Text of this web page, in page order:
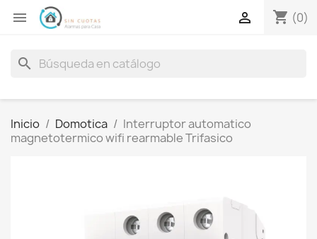
 shopping_cart (0)

search
Inicio Domotica
Interruptor automatico
magnetotermico wifi rearmable Trifasico